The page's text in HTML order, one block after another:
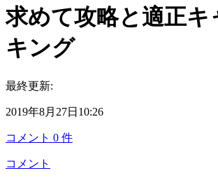
求めて攻略と適正キ
キング
最終更新:
2019年8月27日10:26
コメント 0 件
コメント